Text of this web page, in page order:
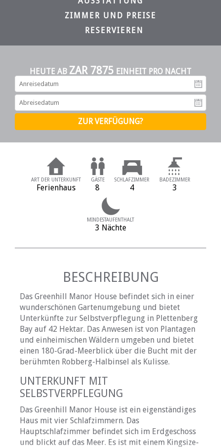
ZIMMER UND PREISE
RESERVIEREN
HEUTE AB ZAR 7875 EINHEIT PRO NACHT
ART DER UNTERKUNFT
Ferienhaus
GÄSTE
8
SCHLAFZIMMER
4
BADEZIMMER
3
MINDESTAUFENTHALT
3 Nächte
BESCHREIBUNG
Das Greenhill Manor House befindet sich in einer
wunderschönen Gartenumgebung und bietet
Unterkünfte zur Selbstverpflegung in Plettenberg
Bay auf 42 Hektar. Das Anwesen ist von Plantagen
und einheimischen Wäldern umgeben und bietet
einen 180-Grad-Meerblick über die Bucht mit der
berühmten Robberg-Halbinsel als Kulisse.
UNTERKUNFT MIT
SELBSTVERPFLEGUNG
Das Greenhill Manor House ist ein eigenständiges
Haus mit vier Schlafzimmern. Das
Hauptschlafzimmer befindet sich im Erdgeschoss
und blickt auf das Meer. Es ist mit einem Kingsize-